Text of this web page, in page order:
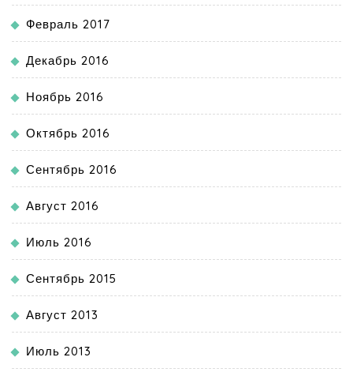
Февраль 2017
Декабрь 2016
Ноябрь 2016
Октябрь 2016
Сентябрь 2016
Август 2016
Июль 2016
Сентябрь 2015
Август 2013
Июль 2013